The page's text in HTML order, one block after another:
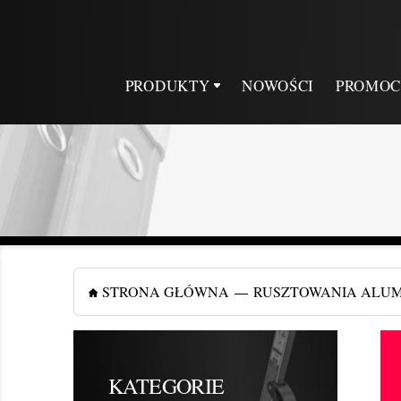
PRODUKTY NOWOŚCI
STRONA GŁÓWNA RUSZTOWANIA
KATEGORIE